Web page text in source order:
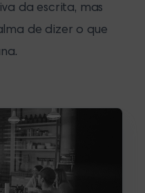
da escrita, mas
de dizer o que